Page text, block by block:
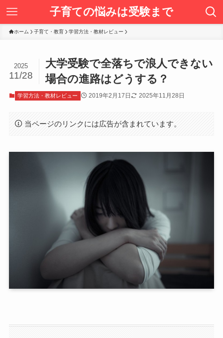
子育ての悩みは受験まで
ホーム 子育て・教育 学習方法・教材レビュー
大学受験で全落ちで浪人できない
場合の進路はどうする？
2025
11/28
学習方法・教材レビュー 2019年2月17日 2025年11月28日
当ページのリンクには広告が含まれています。